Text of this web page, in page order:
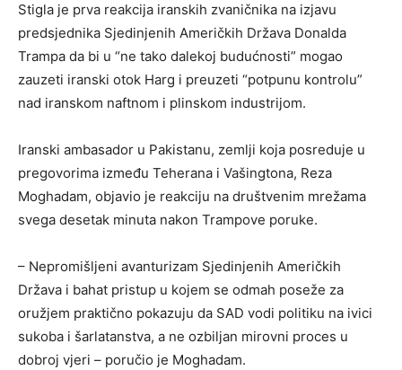
Stigla je prva reakcija iranskih zvaničnika na izjavu
predsjednika Sjedinjenih Američkih Država Donalda
Trampa da bi u “ne tako dalekoj budućnosti” mogao
zauzeti iranski otok Harg i preuzeti “potpunu kontrolu”
nad iranskom naftnom i plinskom industrijom.
Iranski ambasador u Pakistanu, zemlji koja posreduje u
pregovorima između Teherana i Vašingtona, Reza
Moghadam, objavio je reakciju na društvenim mrežama
svega desetak minuta nakon Trampove poruke.
– Nepromišljeni avanturizam Sjedinjenih Američkih
Država i bahat pristup u kojem se odmah poseže za
oružjem praktično pokazuju da SAD vodi politiku na ivici
sukoba i šarlatanstva, a ne ozbiljan mirovni proces u
dobroj vjeri – poručio je Moghadam.